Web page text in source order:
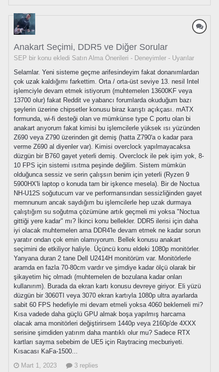
Anakart Seçimi, DDR5 ve Diğer Sorular
SEP bir konu ekledi Satın Alma Önerileri - Deneyimler - Uyarılar
Selamlar. Yeni sisteme geçme arifesindeyim fakat donanımlardan
çok uzak kaldığımı farkettim. Orta / orta-üst seviye 13. nesil Intel
işlemciyle devam etmek istiyorum (muhtemelen 13600KF veya
13700 olur) fakat Reddit ve yabancı forumlarda okuduğum bazı
şeylerin üzerine chipsetler konusu biraz karıştı açıkçası. mATX
formunda, wi-fi desteği olan ve mümkünse type C portu olan bi
anakart arıyorum fakat kimisi bu işlemcilerle yüksek ısı yüzünden
Z690 veya Z790 üzerinden git demiş (hatta Z790'a o kadar para
verme Z690 al diyenler var). Kimisi overclock yapılmayacaksa
düzgün bir B760 gayet yeterli demiş. Overclock ile pek işim yok, 8-
10 FPS için sistemi ısıtma peşinde değilim. Sistem mümkün
olduğunca sessiz ve serin çalışsın benim için yeterli (Ryzen 9
5900HX'li laptop o konuda tam bir işkence mesela). Bir de Noctua
NH-U12S soğutucum var ve performansından sessizliğinden gayet
memnunum ancak saydığım bu işlemcilerle hep uzak durmaya
çalıştığım su soğutma çözümüne artık geçmeli mi yoksa "Noctua
gittiği yere kadar" mı? İkinci konu bellekler. DDR5 ilerisi için daha
iyi olacak muhtemelen ama DDR4'le devam etmek ne kadar sorun
yaratır ondan çok emin olamıyorum. Bellek konusu anakart
seçimini de etkiliyor haliyle. Üçüncü konu eldeki 1080p monitörler.
Yanyana duran 2 tane Dell U2414H monitörüm var. Monitörlerle
aramda en fazla 70-80cm vardır ve şimdiye kadar ölçü olarak bir
şikayetim hiç olmadı (muhtemelen de bozulana kadar onları
kullanırım). Burada da ekran kartı konusu devreye giriyor. Eli yüzü
düzgün bir 3060TI veya 3070 ekran kartıyla 1080p ultra ayarlarda
sabit 60 FPS hedefiyle mi devam etmeli yoksa 4060 beklemeli mi?
Kısa vadede daha güçlü GPU almak boşa yapılmış harcama
olacak ama monitörleri değiştirirsem 1440p veya 2160p'de 4XXX
serisine şimdiden yatırım daha mantıklı olur mu? Sadece RTX
kartları sayma sebebim de UE5 için Raytracing mecburiyeti.
Kısacası KaFa-1500...
Mart 1, 2023
3 replies